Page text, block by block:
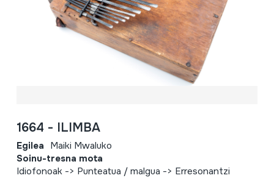
1664 - ILIMBA
Egilea Maiki Mwaluko
Soinu-tresna mota
Idiofonoak -> Punteatua / malgua -> Erresonantzi